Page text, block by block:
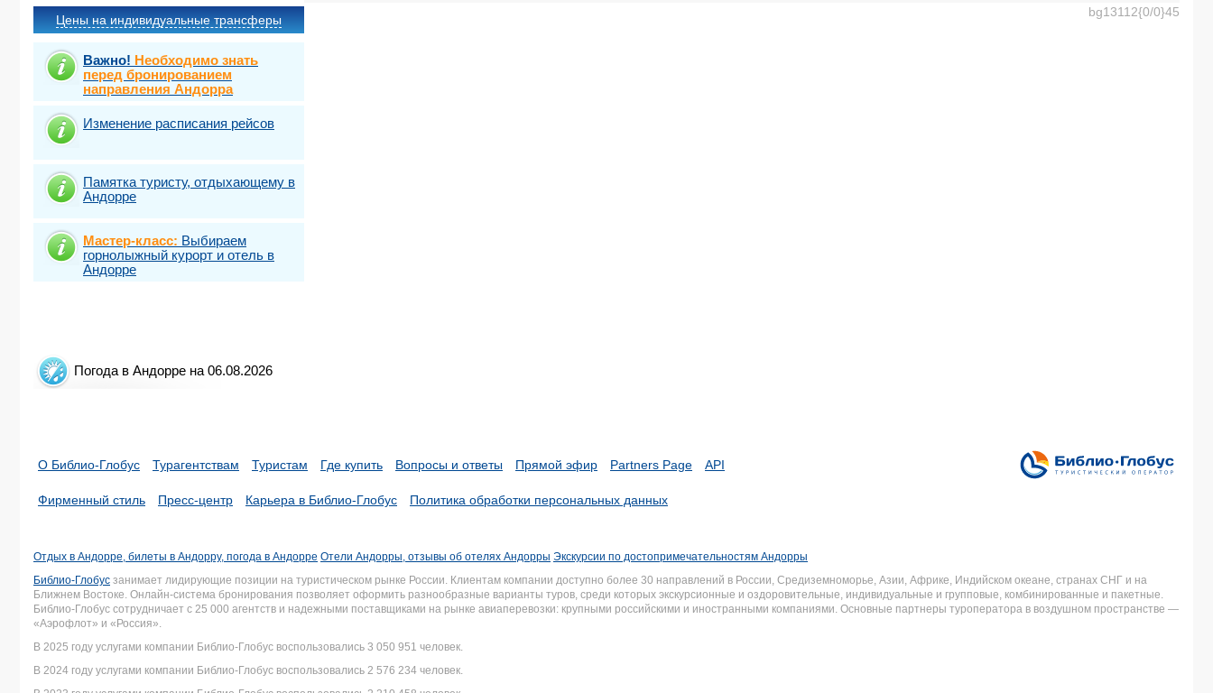
Цены на индивидуальные трансферы
Важно! Необходимо знать
перед бронированием
направления Андорра
Изменение расписания рейсов
Памятка туристу, отдыхающему в
Андорре
Мастер-класс: Выбираем
горнолыжный курорт и отель в
Андорре
Погода в Андорре на 06.08.2026
bg13112{0/0}45
О Библио-Глобус Турагентствам Туристам Где купить Вопросы и ответы Прямой эфир Partners Page API
Фирменный стиль Пресс-центр Карьера в Библио-Глобус Политика обработки персональных данных
Отдых в Андорре, билеты в Андорру, погода в Андорре Отели Андорры, отзывы об отелях Андорры Экскурсии по достопримечательностям Андорры
Библио-Глобус занимает лидирующие позиции на туристическом рынке России. Клиентам компании доступно более 30 направлений в России, Средиземноморье, Азии, Африке, Индийском океане, странах СНГ и на
Ближнем Востоке. Онлайн-система бронирования позволяет оформить разнообразные варианты туров, среди которых экскурсионные и оздоровительные, индивидуальные и групповые, комбинированные и пакетные.
Библио-Глобус сотрудничает с 25 000 агентств и надежными поставщиками на рынке авиаперевозки: крупными российскими и иностранными компаниями. Основные партнеры туроператора в воздушном пространстве —
«Аэрофлот» и «Россия».
В 2025 году услугами компании Библио-Глобус воспользовались 3 050 951 человек.
В 2024 году услугами компании Библио-Глобус воспользовались 2 576 234 человек.